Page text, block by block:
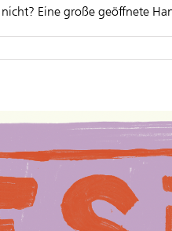
Eine große geöffnete